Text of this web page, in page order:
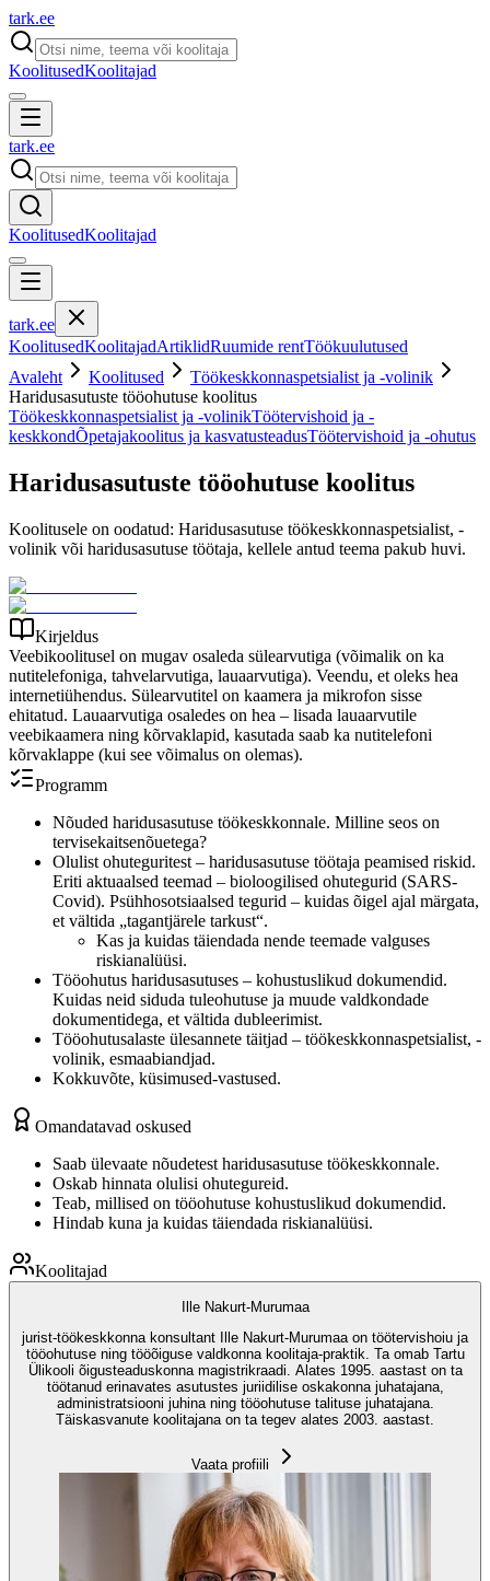
tark.ee
KoolitusedKoolitajad
tark.ee
KoolitusedKoolitajad
tark.ee
KoolitusedKoolitajadArtiklidRuumide rentTöökuulutused
Avaleht
Koolitused
Töökeskkonnaspetsialist ja -volinik
Haridusasutuste tööohutuse koolitus
Töökeskkonnaspetsialist ja -volinikTöötervishoid ja -
keskkondÕpetajakoolitus ja kasvatusteadusTöötervishoid ja -ohutus
Haridusasutuste tööohutuse koolitus
Koolitusele on oodatud: Haridusasutuse töökeskkonnaspetsialist, -
volinik või haridusasutuse töötaja, kellele antud teema pakub huvi.
Kirjeldus
Veebikoolitusel on mugav osaleda sülearvutiga (võimalik on ka
nutitelefoniga, tahvelarvutiga, lauaarvutiga). Veendu, et oleks hea
internetiühendus. Sülearvutitel on kaamera ja mikrofon sisse
ehitatud. Lauaarvutiga osaledes on hea – lisada lauaarvutile
veebikaamera ning kõrvaklapid, kasutada saab ka nutitelefoni
kõrvaklappe (kui see võimalus on olemas).
Programm
Nõuded haridusasutuse töökeskkonnale. Milline seos on
tervisekaitsenõuetega?
Olulist ohuteguritest – haridusasutuse töötaja peamised riskid.
Eriti aktuaalsed teemad – bioloogilised ohutegurid (SARS-
Covid). Psühhosotsiaalsed tegurid – kuidas õigel ajal märgata,
et vältida „tagantjärele tarkust“.
Kas ja kuidas täiendada nende teemade valguses
riskianalüüsi.
Tööohutus haridusasutuses – kohustuslikud dokumendid.
Kuidas neid siduda tuleohutuse ja muude valdkondade
dokumentidega, et vältida dubleerimist.
Tööohutusalaste ülesannete täitjad – töökeskkonnaspetsialist, -
volinik, esmaabiandjad.
Kokkuvõte, küsimused-vastused.
Omandatavad oskused
Saab ülevaate nõudetest haridusasutuse töökeskkonnale.
Oskab hinnata olulisi ohutegureid.
Teab, millised on tööohutuse kohustuslikud dokumendid.
Hindab kuna ja kuidas täiendada riskianalüüsi.
Koolitajad
Ille Nakurt-Murumaa
jurist-töökeskkonna konsultant Ille Nakurt-Murumaa on töötervishoiu ja
tööohutuse ning tööõiguse valdkonna koolitaja-praktik. Ta omab Tartu
Ülikooli õigusteaduskonna magistrikraadi. Alates 1995. aastast on ta
töötanud erinavates asutustes juriidilise oskakonna juhatajana,
administratsiooni juhina ning tööohutuse talituse juhatajana.
Täiskasvanute koolitajana on ta tegev alates 2003. aastast.
Vaata profiili